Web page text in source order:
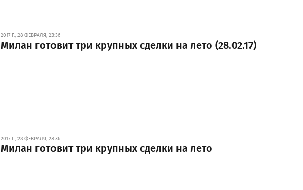
2017 Г., 28 ФЕВРАЛЯ, 23:36
Милан готовит три крупных сделки на лето (28.02.17)
2017 Г., 28 ФЕВРАЛЯ, 23:36
Милан готовит три крупных сделки на лето